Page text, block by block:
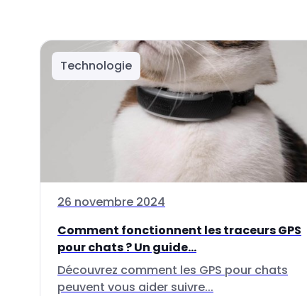
Technologie
26 novembre 2024
Comment fonctionnent les traceurs GPS
pour chats ? Un guide...
Découvrez comment les GPS pour chats
peuvent vous aider suivre...